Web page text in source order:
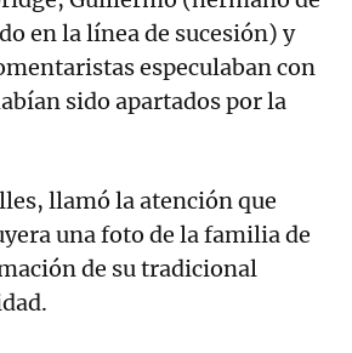
en la línea de sucesión) y
especulaban con
sido apartados por la
llamó la atención que
una foto de la familia de
de su tradicional